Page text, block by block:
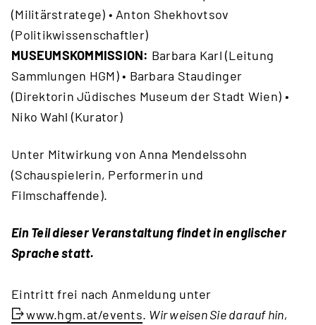
(Militärstratege) • Anton Shekhovtsov
(Politikwissenschaftler)
MUSEUMSKOMMISSION: Barbara Karl (Leitung
Sammlungen HGM) • Barbara Staudinger
(Direktorin Jüdisches Museum der Stadt Wien) •
Niko Wahl (Kurator)
Unter Mitwirkung von Anna Mendelssohn
(Schauspielerin, Performerin und
Filmschaffende).
Ein Teil dieser Veranstaltung findet in englischer
Sprache statt.
Eintritt frei nach Anmeldung unter
www.hgm.at/events. Wir weisen Sie darauf hin,